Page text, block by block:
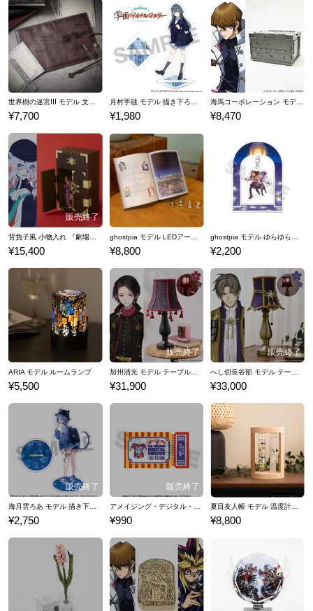
世界樹の迷宮Ⅲ モデル 文具セット 世界樹の迷宮Ⅰ･Ⅱ･Ⅲ HD REMASTER
¥7,700
月村手毬 モデル 描き下ろし アクリルスタンド 学園アイドルマスター
¥1,980
海馬コーポレーション モデル 折りたたみコンテナ 遊☆戯☆王デュエルモンスターズ
¥8,470
¥15,400 ¥8,800 ¥2,200
ARIA モデル ルームランプ
¥5,500
加州清光 モデル テーブルランプ 刀剣乱舞ONLINE
¥31,900 ¥33,000
海月雲ろあ モデル 描き下ろし アクリルスタンド
¥2,750
アメイジング・デジタル・サーカス モデル チケットケース
¥990
夏目友人帳 モデル 温度計＆ストームグラス
¥8,800